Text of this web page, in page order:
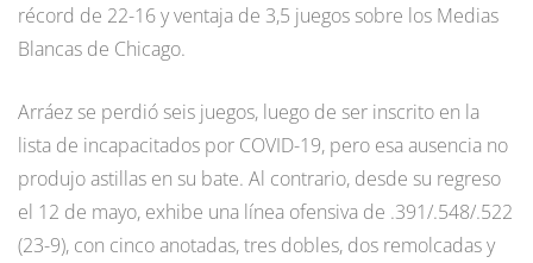
récord de 22-16 y ventaja de 3,5 juegos sobre los Medias
Blancas de Chicago.
Arráez se perdió seis juegos, luego de ser inscrito en la
lista de incapacitados por COVID-19, pero esa ausencia no
produjo astillas en su bate. Al contrario, desde su regreso
el 12 de mayo, exhibe una línea ofensiva de .391/.548/.522
(23-9), con cinco anotadas, tres dobles, dos remolcadas y